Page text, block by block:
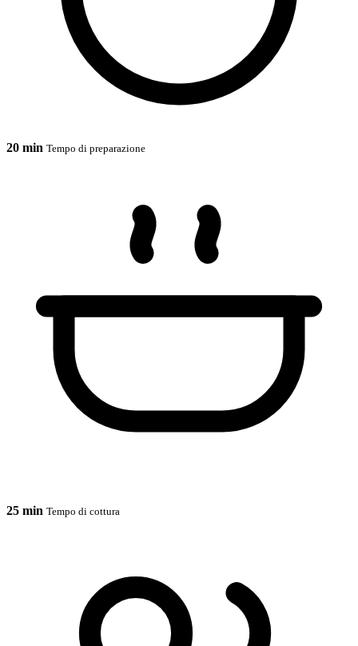
20 min Tempo di preparazione
25 min Tempo di cottura